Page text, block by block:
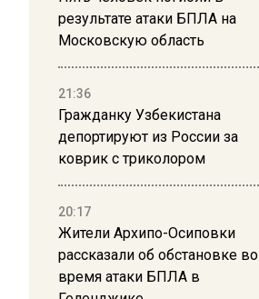
результате атаки БПЛА на
Московскую область
21:36
Гражданку Узбекистана
депортируют из России за
коврик с триколором
20:17
Жители Архипо-Осиповки
рассказали об обстановке во
время атаки БПЛА в